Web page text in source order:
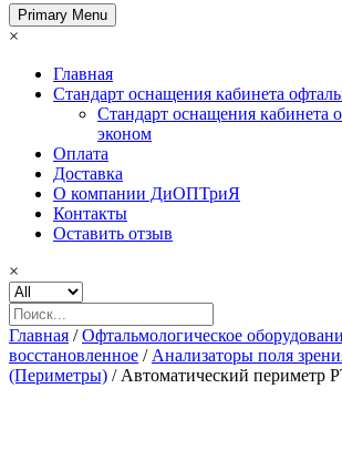
Primary Menu
×
Главная
Стандарт оснащения кабинета
Стандарт оснащения кабинета
эконом
Оплата
Доставка
О компании ДиОПТриЯ
Контакты
Оставить отзыв
×
Главная /Офтальмологическое
восстановленное / Анализаторы поля
(Периметры) / Автоматический периметр